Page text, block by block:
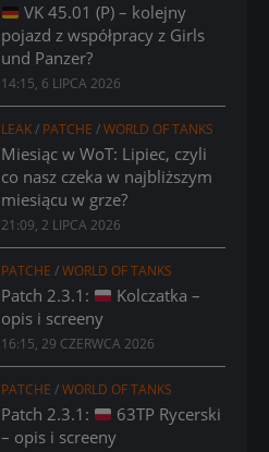
VK 45.01 (P) – kolejny
pojazd z współpracy z Girls
und Panzer?
14:15, 6 LIPCA 2026
LEAK/ PATCHE /WORLD OF TANKS
Miesiąc w WoT: Lipiec, czyli
co nasz czeka w najbliższym
miesiącu w grze?
21:09, 2 LIPCA 2026
PATCHE /WORLD OF TANKS
Patch 2.3.1:
Kolczatka –
opis i screeny
16:15, 29 CZERWCA 2026
PATCHE /WORLD OF TANKS
Patch 2.3.1:
63TP Rycerski
– opis i screeny